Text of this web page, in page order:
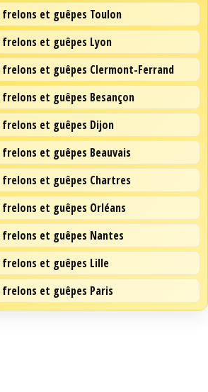
et guêpes Toulon
et guêpes Lyon
et guêpes Clermont-Ferrand
et guêpes Besançon
et guêpes Dijon
et guêpes Beauvais
et guêpes Chartres
et guêpes Orléans
et guêpes Nantes
et guêpes Lille
et guêpes Paris